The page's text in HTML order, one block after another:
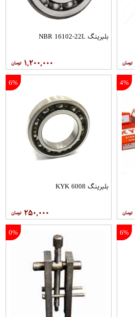
بلبرینگ NBR 16102-22L
۱,۲۰۰,۰۰۰
4%
6%
بلبرینگ 6008 KYK
۲۵۰,۰۰۰
6%
0%